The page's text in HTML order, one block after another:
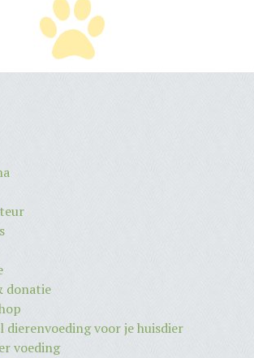
donatie
dierenvoeding voor je huisdier
voeding